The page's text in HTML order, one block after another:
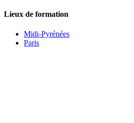
Lieux de formation
Midi-Pyrénées
Paris